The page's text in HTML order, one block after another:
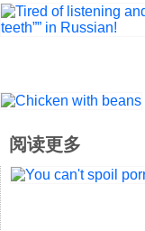
阅读更多